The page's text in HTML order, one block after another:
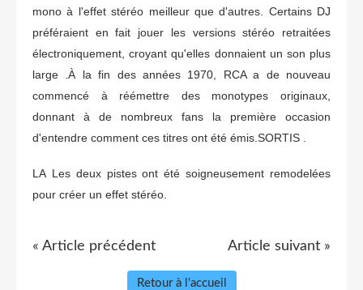
mono à l'effet stéréo meilleur que d'autres. Certains DJ
préféraient en fait jouer les versions stéréo retraitées
électroniquement, croyant qu'elles donnaient un son plus
large .À la fin des années 1970, RCA a de nouveau
commencé à réémettre des monotypes originaux,
donnant à de nombreux fans la première occasion
d'entendre comment ces titres ont été émis.SORTIS .
LA Les deux pistes ont été soigneusement remodelées
pour créer un effet stéréo.
« Article précédent Article suivant »
Retour à l'accueil